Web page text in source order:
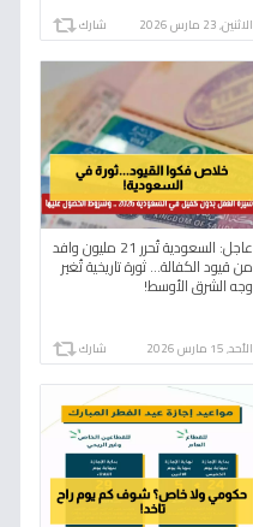
الاثنين, 23 مارس 2026 شارك
عاجل: السعودية تُحرر 21 مليون وافد
من قيود الكفالة... ثورة تاريخية تُغير
وجه الشرق الأوسط!
الأحد, 15 مارس 2026 شارك